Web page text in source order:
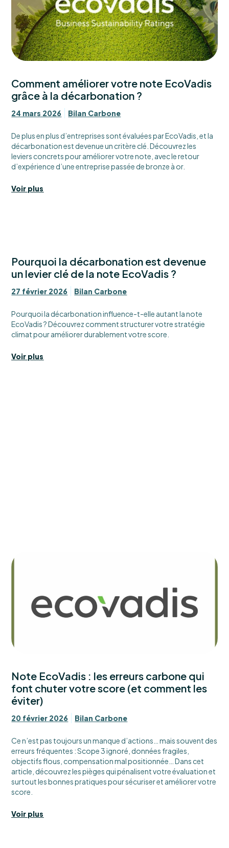
Comment améliorer votre note EcoVadis
grâce à la décarbonation ?
24 mars 2026 Bilan Carbone
De plus en plus d’entreprises sont évaluées par EcoVadis, et la
décarbonation est devenue un critère clé. Découvrez les
leviers concrets pour améliorer votre note, avec le retour
d’expérience d’une entreprise passée de bronze à or.
Voir plus
Pourquoi la décarbonation est devenue
un levier clé de la note EcoVadis ?
27 février 2026 Bilan Carbone
Pourquoi la décarbonation influence-t-elle autant la note
EcoVadis ? Découvrez comment structurer votre stratégie
climat pour améliorer durablement votre score.
Voir plus
Note EcoVadis : les erreurs carbone qui
font chuter votre score (et comment les
éviter)
20 février 2026 Bilan Carbone
Ce n’est pas toujours un manque d’actions… mais souvent des
erreurs fréquentes : Scope 3 ignoré, données fragiles,
objectifs flous, compensation mal positionnée… Dans cet
article, découvrez les pièges qui pénalisent votre évaluation et
surtout les bonnes pratiques pour sécuriser et améliorer votre
score.
Voir plus